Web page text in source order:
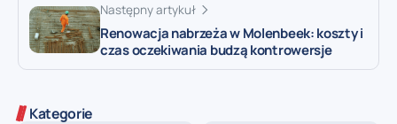
Następny artykuł
Renowacja nabrzeża w Molenbeek: koszty i
czas oczekiwania budzą kontrowersje
Kategorie